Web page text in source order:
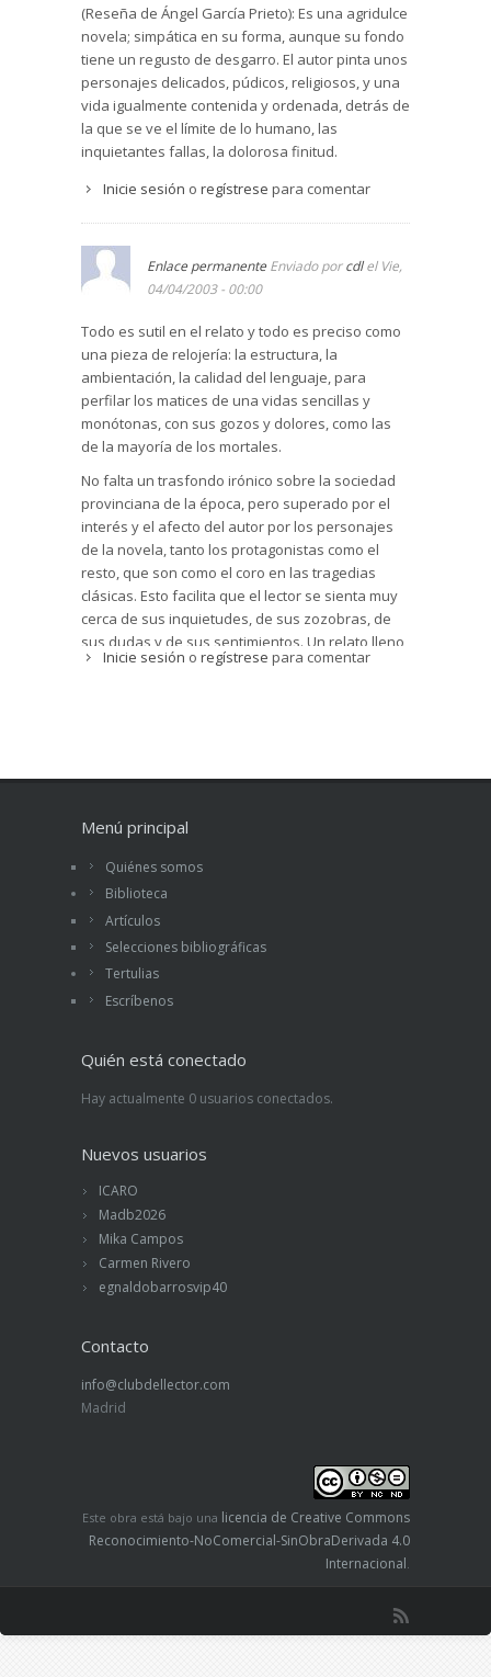
(Reseña de Ángel García Prieto): Es una agridulce
novela; simpática en su forma, aunque su fondo
tiene un regusto de desgarro. El autor pinta unos
personajes delicados, púdicos, religiosos, y una
vida igualmente contenida y ordenada, detrás de
la que se ve el límite de lo humano, las
inquietantes fallas, la dolorosa finitud.
Inicie sesión o regístrese para comentar
Enlace permanente Enviado porcdlel Vie,
04/04/2003 - 00:00
Todo es sutil en el relato y todo es preciso como
una pieza de relojería: la estructura, la
ambientación, la calidad del lenguaje, para
perfilar los matices de una vidas sencillas y
monótonas, con sus gozos y dolores, como las
de la mayoría de los mortales.
No falta un trasfondo irónico sobre la sociedad
provinciana de la época, pero superado por el
interés y el afecto del autor por los personajes
de la novela, tanto los protagonistas como el
resto, que son como el coro en las tragedias
clásicas. Esto facilita que el lector se sienta muy
cerca de sus inquietudes, de sus zozobras, de
sus dudas y de sus sentimientos. Un relato lleno
de humanidad, de los que dejan poso. Luis
Inicie sesión o regístrese para comentar
Menú principal
Quiénes somos
Biblioteca
Artículos
Selecciones bibliográficas
Tertulias
Escríbenos
Quién está conectado
Hay actualmente 0 usuarios conectados.
Nuevos usuarios
ICARO
Madb2026
Mika Campos
Carmen Rivero
egnaldobarrosvip40
Contacto
info@clubdellector.com
Madrid
Este obra está bajo una licencia de Creative Commons
Reconocimiento-NoComercial-SinObraDerivada 4.0
Internacional